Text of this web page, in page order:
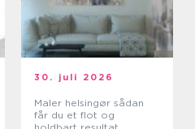
30. juli 2026
Maler helsingør sådan
får du et flot og